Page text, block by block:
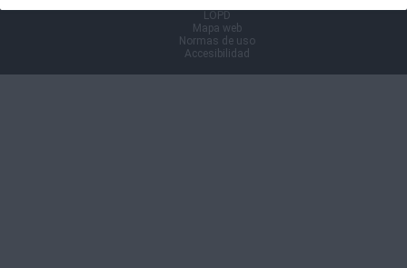
LOPD
Mapa web
Normas de uso
Accesibilidad